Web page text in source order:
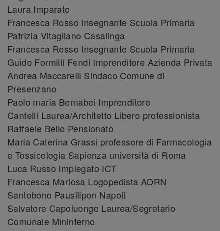
Laura Imparato
Francesca Rosso Insegnante Scuola Primaria
Patrizia Vitagliano Casalinga
Francesca Rosso Insegnante Scuola Primaria
Guido Formilli Fendi Imprenditore Azienda Privata
Andrea Maccarelli Sindaco Comune di
Presenzano
Paolo maria Bernabei Imprenditore
Cantelli Laurea/Architetto Libero professionista
Raffaele Bello Pensionato
Maria Caterina Grassi professore di Farmacologia
e Tossicologia Sapienza università di Roma
Luca Russo Impiegato ICT
Francesca Mariosa Logopedista AORN
Santobono Pausilipon Napoli
Salvatore Capoluongo Laurea/Segretario
Comunale Mininterno